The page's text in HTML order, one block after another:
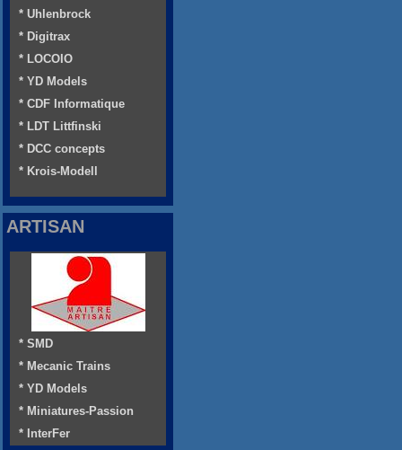
* Uhlenbrock
* Digitrax
* LOCOIO
* YD Models
* CDF Informatique
* LDT Littfinski
* DCC concepts
* Krois-Modell
ARTISAN
* SMD
* Mecanic Trains
* YD Models
* Miniatures-Passion
* InterFer